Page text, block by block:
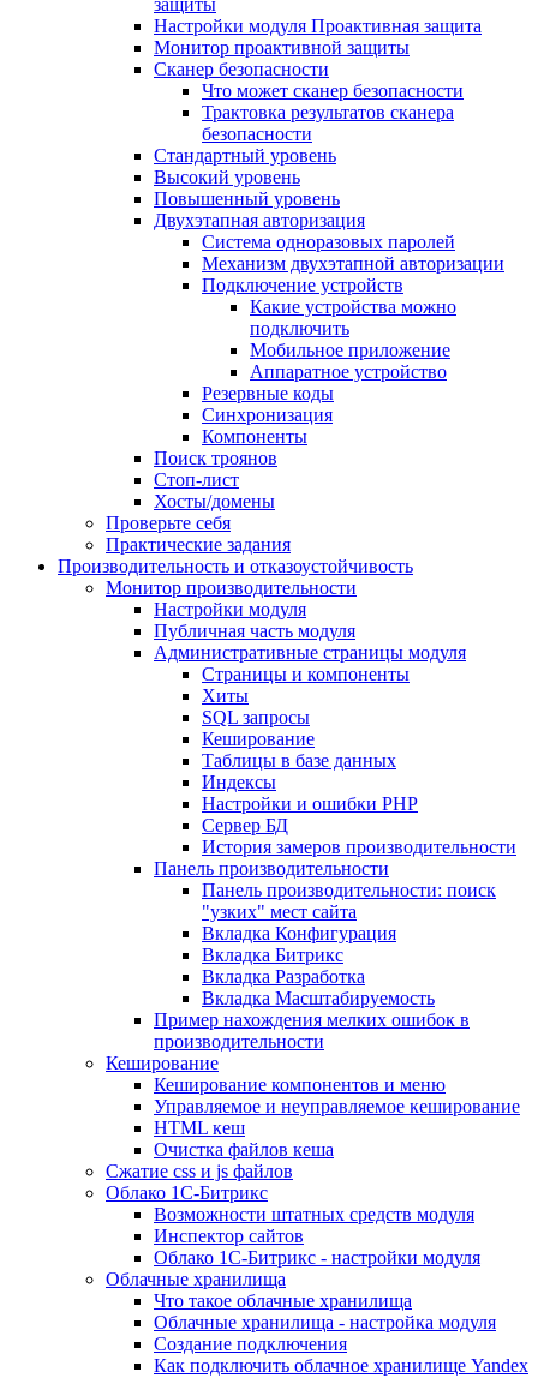
защиты
Настройки модуля Проактивная защита
Монитор проактивной защиты
Сканер безопасности
Что может сканер безопасности
Трактовка результатов сканера
безопасности
Стандартный уровень
Высокий уровень
Повышенный уровень
Двухэтапная авторизация
Система одноразовых паролей
Механизм двухэтапной авторизации
Подключение устройств
Какие устройства можно
подключить
Мобильное приложение
Аппаратное устройство
Резервные коды
Синхронизация
Компоненты
Поиск троянов
Стоп-лист
Хосты/домены
Проверьте себя
Практические задания
Производительность и отказоустойчивость
Монитор производительности
Настройки модуля
Публичная часть модуля
Административные страницы модуля
Страницы и компоненты
Хиты
SQL запросы
Кеширование
Таблицы в базе данных
Индексы
Настройки и ошибки PHP
Сервер БД
История замеров производительности
Панель производительности
Панель производительности: поиск
"узких" мест сайта
Вкладка Конфигурация
Вкладка Битрикс
Вкладка Разработка
Вкладка Масштабируемость
Пример нахождения мелких ошибок в
производительности
Кеширование
Кеширование компонентов и меню
Управляемое и неуправляемое кеширование
HTML кеш
Очистка файлов кеша
Сжатие css и js файлов
Облако 1С-Битрикс
Возможности штатных средств модуля
Инспектор сайтов
Облако 1С-Битрикс - настройки модуля
Облачные хранилища
Что такое облачные хранилища
Облачные хранилища - настройка модуля
Создание подключения
Как подключить облачное хранилище Yandex